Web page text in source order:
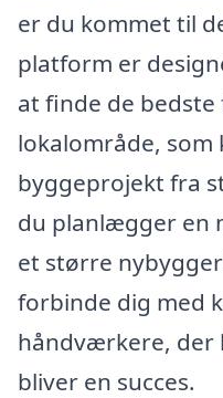
er du kommet til
platform er
at finde de
lokalområde,
byggeprojekt fra
du planlægger en
et større
forbinde dig med
håndværkere, der
bliver en succes.